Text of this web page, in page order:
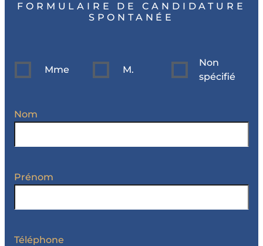
FORMULAIRE DE CANDIDATURE
SPONTANÉE
Mme M.
Non
spécifié
Nom
Prénom
Téléphone